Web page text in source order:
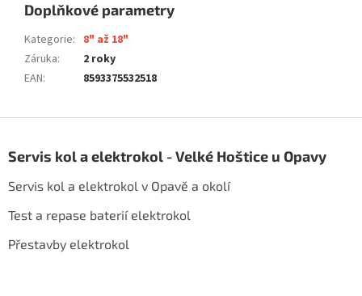
Doplňkové parametry
Kategorie: 8" až 18"
Záruka:
2 roky
EAN: 8593375532518
pServis kol a elektrokol - Velké Hoštice u Opavy
Servis kol a elektrokol v Opavě a okolí
Test a repase baterií elektrokol
Přestavby elektrokol